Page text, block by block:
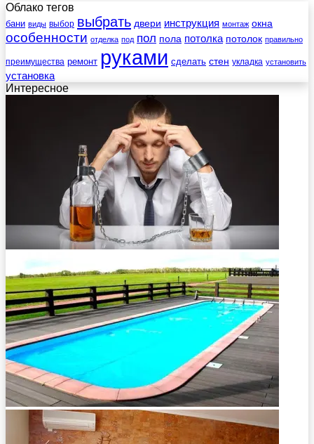
Облако тегов
бани виды выбор выбрать двери инструкция монтаж окна
особенности отделка под пол пола потолка потолок правильно
преимущества ремонт руками сделать стен укладка установить
установка
Интересное